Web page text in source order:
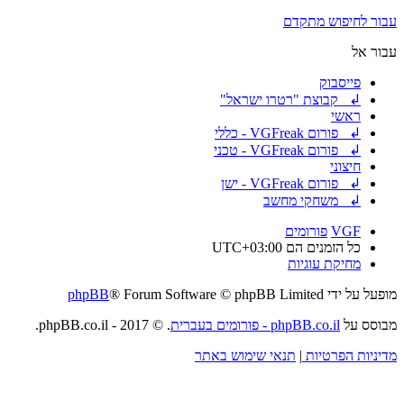
עבור לחיפוש מתקדם
עבור אל
פייסבוק
↲ קבוצת "רטרו ישראל"
ראשי
↲ פורום VGFreak - כללי
↲ פורום VGFreak - טכני
חיצוני
↲ פורום VGFreak - ישן
↲ משחקי מחשב
VGF פורומים
כל הזמנים הם UTC+03:00
מחיקת עוגיות
מופעל על ידי
phpBB® Forum Software © phpBB Limited
מבוסס על phpBB.co.il - פורומים בעברית
. © 2017 - phpBB.co.il.
מדיניות הפרטיות | תנאי שימוש באתר